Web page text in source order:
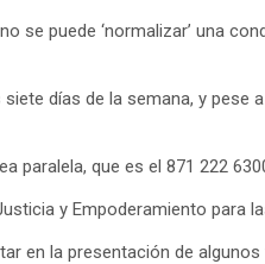
se puede ‘normalizar’ una
días de la semana, y pese
paralela, que es el 871 222
y Empoderamiento para
en la presentación de